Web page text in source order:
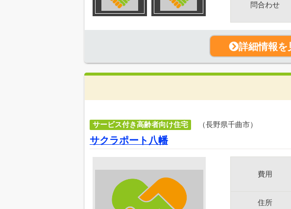
問合わせ
詳細情報を
サービス付き高齢者向け住宅 （長野県千曲市）
サクラポート八幡
費用
住所